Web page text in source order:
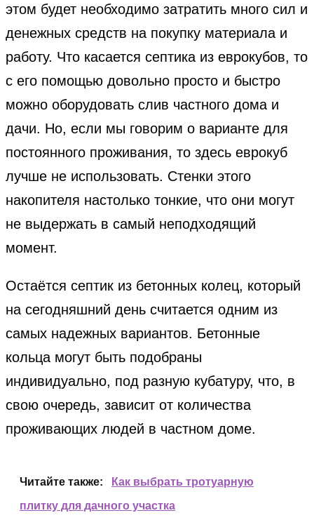
этом будет необходимо затратить много сил и
денежных средств на покупку материала и
работу. Что касается септика из еврокубов, то
с его помощью довольно просто и быстро
можно оборудовать слив частного дома и
дачи. Но, если мы говорим о варианте для
постоянного проживания, то здесь еврокуб
лучше не использовать. Стенки этого
накопителя настолько тонкие, что они могут
не выдержать в самый неподходящий
момент.
Остаётся септик из бетонных колец, который
на сегодняшний день считается одним из
самых надежных вариантов. Бетонные
кольца могут быть подобраны
индивидуально, под разную кубатуру, что, в
свою очередь, зависит от количества
проживающих людей в частном доме.
Читайте также:
Как выбрать тротуарную
плитку для дачного участка